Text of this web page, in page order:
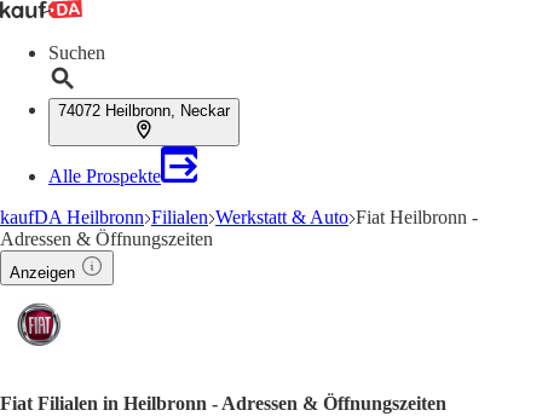
Suchen
74072 Heilbronn, Neckar
Alle Prospekte
kaufDA Heilbronn Filialen Werkstatt & Auto Fiat Heilbronn -
Adressen & Öffnungszeiten
Anzeigen
Fiat Filialen in Heilbronn - Adressen & Öffnungszeiten